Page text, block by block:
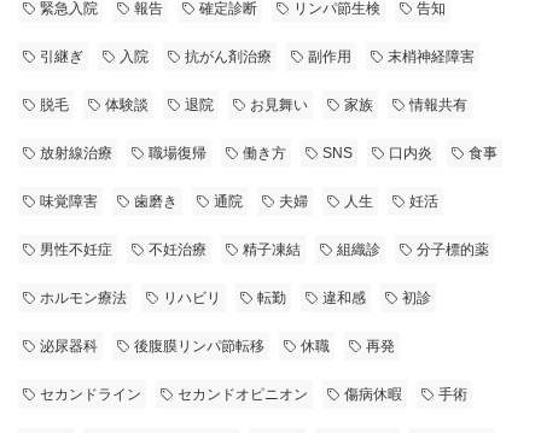
緊急入院 報告 確定診断 リンパ節生検 告知
引継ぎ 入院 抗がん剤治療 副作用 末梢神経障害
脱毛 体験談 退院 お見舞い 家族 情報共有
放射線治療 職場復帰 働き方 SNS 口内炎 食事
味覚障害 歯磨き 通院 夫婦 人生 妊活
男性不妊症 不妊治療 精子凍結 組織診 分子標的薬
ホルモン療法 リハビリ 転勤 違和感 初診
泌尿器科 後腹膜リンパ節転移 休職 再発
セカンドライン セカンドオピニオン 傷病休暇 手術